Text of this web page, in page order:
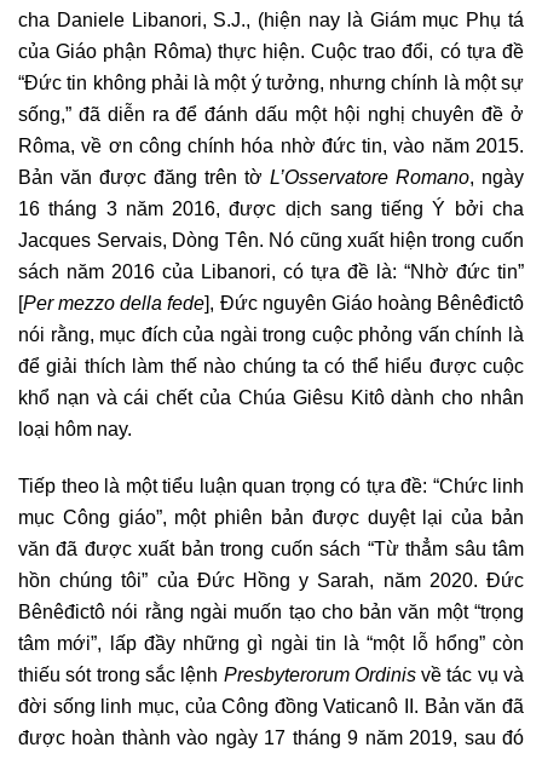
cha Daniele Libanori, S.J., (hiện nay là Giám mục Phụ tá
của Giáo phận Rôma) thực hiện. Cuộc trao đổi, có tựa đề
“Đức tin không phải là một ý tưởng, nhưng chính là một sự
sống,” đã diễn ra để đánh dấu một hội nghị chuyên đề ở
Rôma, về ơn công chính hóa nhờ đức tin, vào năm 2015.
Bản văn được đăng trên tờ L’Osservatore Romano, ngày
16 tháng 3 năm 2016, được dịch sang tiếng Ý bởi cha
Jacques Servais, Dòng Tên. Nó cũng xuất hiện trong cuốn
sách năm 2016 của Libanori, có tựa đề là: “Nhờ đức tin”
[Per mezzo della fede], Đức nguyên Giáo hoàng Bênêđictô
nói rằng, mục đích của ngài trong cuộc phỏng vấn chính là
để giải thích làm thế nào chúng ta có thể hiểu được cuộc
khổ nạn và cái chết của Chúa Giêsu Kitô dành cho nhân
loại hôm nay.
Tiếp theo là một tiểu luận quan trọng có tựa đề: “Chức linh
mục Công giáo”, một phiên bản được duyệt lại của bản
văn đã được xuất bản trong cuốn sách “Từ thẳm sâu tâm
hồn chúng tôi” của Đức Hồng y Sarah, năm 2020. Đức
Bênêđictô nói rằng ngài muốn tạo cho bản văn một “trọng
tâm mới”, lấp đầy những gì ngài tin là “một lỗ hổng” còn
thiếu sót trong sắc lệnh Presbyterorum Ordinisvề tác vụ và
đời sống linh mục, của Công đồng Vaticanô II. Bản văn đã
được hoàn thành vào ngày 17 tháng 9 năm 2019, sau đó